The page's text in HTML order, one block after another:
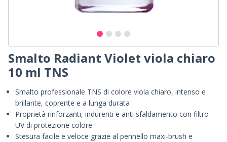
Smalto Radiant Violet viola chiaro
10 ml TNS
Smalto professionale TNS di colore viola chiaro, intenso e
brillante, coprente e a lunga durata
Proprietà rinforzanti, indurenti e anti sfaldamento con filtro
UV di protezione colore
Stesura facile e veloce grazie al pennello maxi-brush e